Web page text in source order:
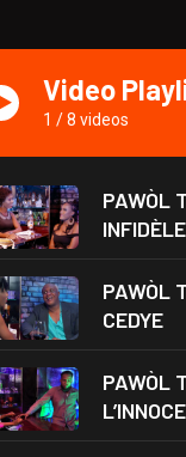
Video
1 /8 videos
PAWÒL
INFIDÈLE
PAWÒL
CEDYE
PAWÒL